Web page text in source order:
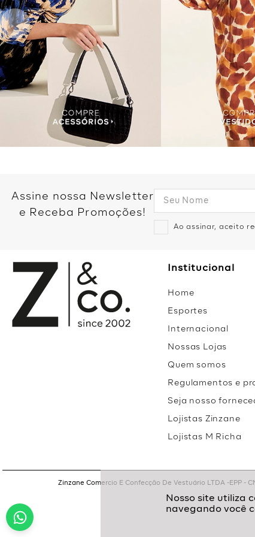
Assine nossa Newsletter
e Receba Promoções!
Ao assinar, aceito
Institucional
Home
Esportes
Internacional
Nossas Lojas
Quem somos
Regulamentos e
Seja nosso
Lojistas Zinzane
Lojistas M Richa
Zinzane Comercio E Confecção De Vestuário LTDA -EPP -